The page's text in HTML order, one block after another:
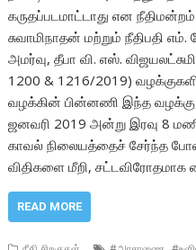
கருதப்படமாட்டாது என நீதிமன்றம்
சுவாமிநாதன் மற்றும் நீதிபதி
அமர்வு, தீபா வி. எஸ்.
1200 & 1216/2019)
வழக்கின் பின்னணி இந்த
ஜனவரி 2019 அன்று இரவு 8
காவல் நிலையத்தைச் சேர்ந்த
விதிகளை மீறி, சட்டவிரோதமாக
READ MORE